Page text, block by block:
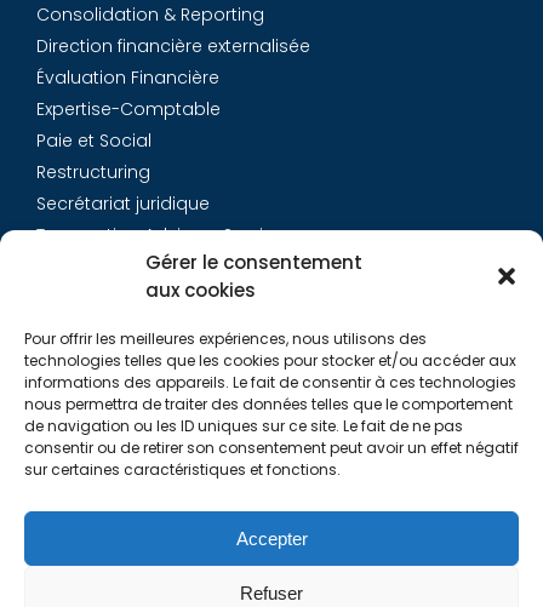
Gérer le consentement
aux cookies
Pour offrir les meilleures expériences, nous utilisons des
technologies telles que les cookies pour stocker et/ou accéder aux
informations des appareils. Le fait de consentir à ces technologies
nous permettra de traiter des données telles que le comportement
de navigation ou les ID uniques sur ce site. Le fait de ne pas
consentir ou de retirer son consentement peut avoir un effet négatif
sur certaines caractéristiques et fonctions.
Accepter
Refuser
Consolidation & Reporting
Direction financière externalisée
Évaluation Financière
Expertise-Comptable
Paie et Social
Restructuring
Secrétariat juridique
Transaction Advisory Services
Équipe
Carrières
Contact
Liens utiles
Politique de Cookies (EU)